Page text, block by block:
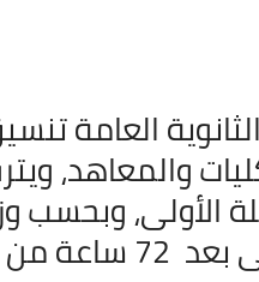
العامة
والمعاهد،
الأولى، وبحسب
بعد 72 ساعة من إغلاق باب تنسيق المرحلى الأولى.